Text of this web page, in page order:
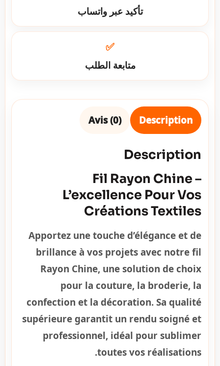
تأكيد عبر واتساب
✅
متابعة الطلب
Description
Avis (0)
Description
Fil Rayon Chine –
L’excellence Pour Vos
Créations Textiles
Apportez une touche d’élégance et de
brillance à vos projets avec notre fil
Rayon Chine, une solution de choix
pour la couture, la broderie, la
confection et la décoration. Sa qualité
supérieure garantit un rendu soigné et
professionnel, idéal pour sublimer
toutes vos réalisations.